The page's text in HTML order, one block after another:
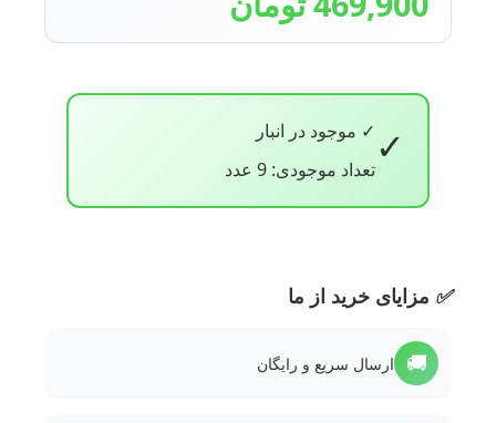
✓ ✓ موجود در انبار
تعداد موجودی: 9 عدد
✅ مزایای خرید از ما
🚚 ارسال سریع و رایگان